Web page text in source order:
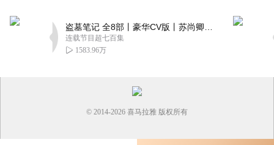
连载节目超七百集
1583.96万
© 2014-2026 喜马拉雅 版权所有